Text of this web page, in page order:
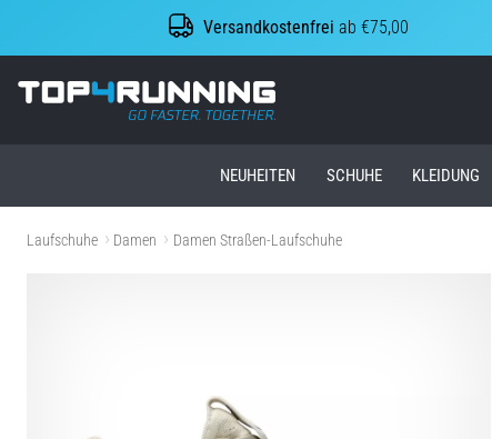
Versandkostenfrei ab €75,00
Top4Running.at
NEUHEITEN SCHUHE KLEIDUNG
Laufschuhe Damen Damen Straßen-Laufschuhe